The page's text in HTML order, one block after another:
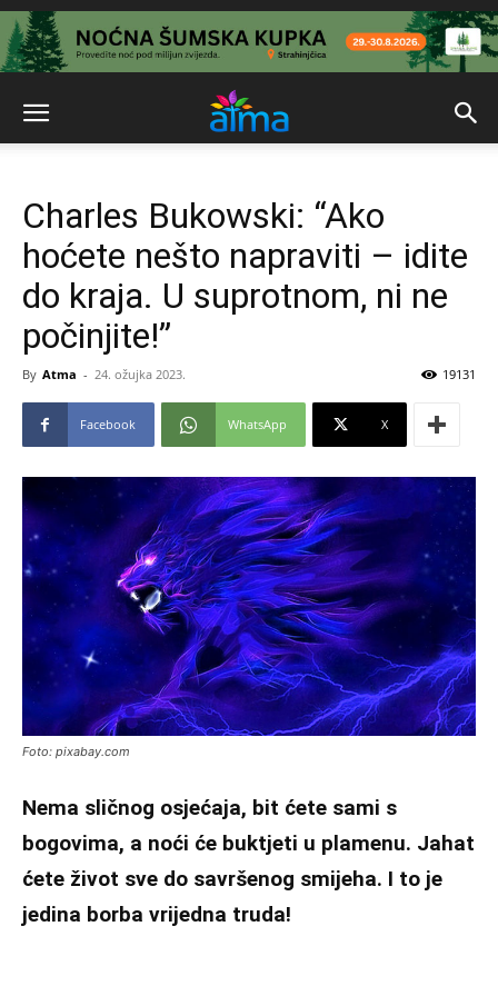
Charles Bukowski: “Ako
hoćete nešto napraviti – idite
do kraja. U suprotnom, ni ne
počinjite!”
By Atma - 24. ožujka 2023. 19131
Facebook WhatsApp X
Foto: pixabay.com
Nema sličnog osjećaja, bit ćete sami s
bogovima, a noći će buktjeti u plamenu. Jahat
ćete život sve do savršenog smijeha. I to je
jedina borba vrijedna truda!